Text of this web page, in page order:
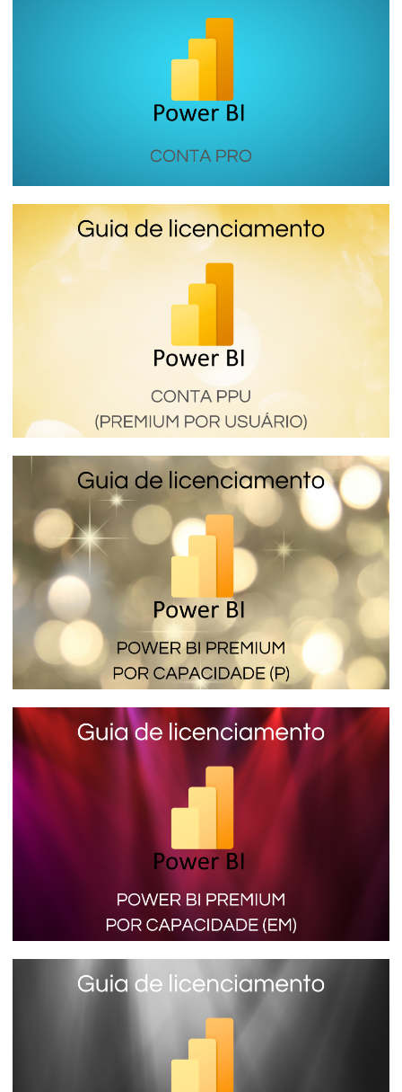
Parte 2 de 9
Power BI PRO - Como funciona la licencia
de Power BI mas utilizada por las
empresas
7 min de lectura
Parte 3 de 9
Power BI Premium por Usuario (PPU) -
Como funciona esta licencia Premium de
Power BI
16 de enero de 2024 6 min de lectura
Parte 4 de 9
Power BI Premium por Capacidad (SKU P)
- Como funciona la licencia mas cara y
completa de Power BI
16 de enero de 2024 6 min de lectura
Power BI Premium por Capacidad (SKU
EM) - El licenciamiento que permite
insertar informes en aplicaciones